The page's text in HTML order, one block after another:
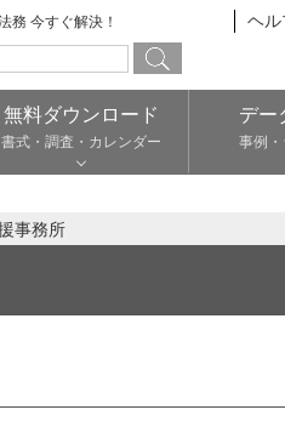
務 今すぐ解決！ ヘル
無料ダウンロード
書式・調査・カレンダー
デー
事例
事務所